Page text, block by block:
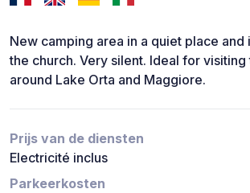
New camping area in a quiet place and
the church. Very silent. Ideal for visiting
around Lake Orta and Maggiore.
Prijs van de diensten
Electricité inclus
Parkeerkosten